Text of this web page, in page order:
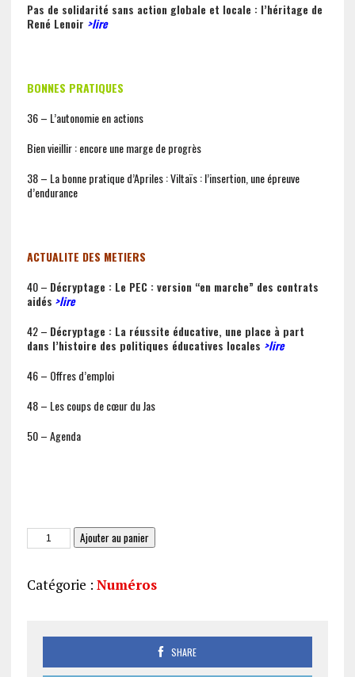
Pas de solidarité sans action globale et locale : l’héritage de
René Lenoir >lire
BONNES PRATIQUES
36 – L’autonomie en actions
Bien vieillir : encore une marge de progrès
38 – La bonne pratique d’Apriles : Viltaïs : l’insertion, une épreuve
d’endurance
ACTUALITE DES METIERS
40 – Décryptage : Le PEC : version “en marche” des contrats
aidés >lire
42 – Décryptage : La réussite éducative, une place à part
dans l’histoire des politiques éducatives locales >lire
46 – Offres d’emploi
48 – Les coups de cœur du Jas
50 – Agenda
quantité
de
JAS
Ajouter au panier
Catégorie : Numéros
SHARE